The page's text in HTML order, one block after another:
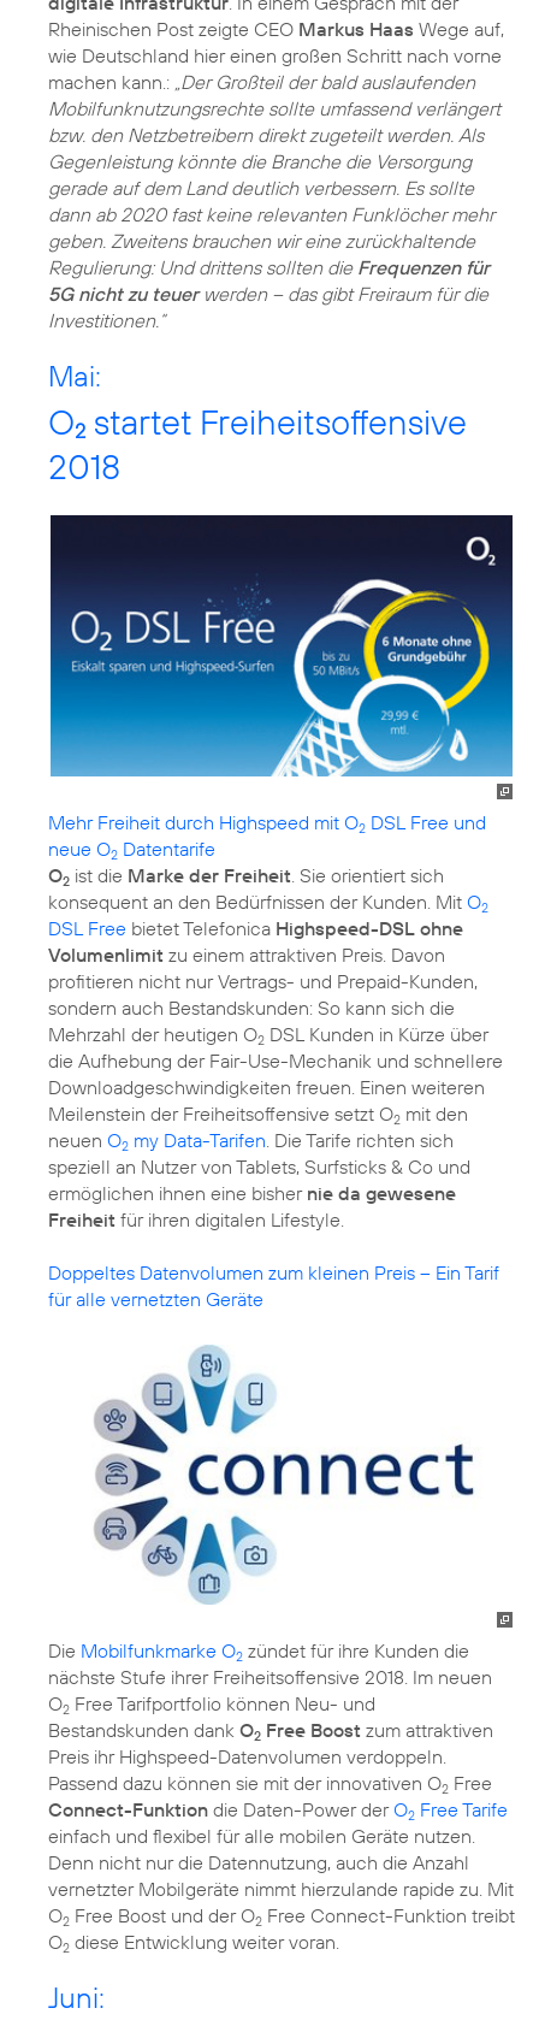
Rheinischen Post zeigte CEO Markus Haas Wege auf,
wie Deutschland hier einen großen Schritt nach vorne
machen kann.: „Der Großteil der bald auslaufenden
Mobilfunknutzungsrechte sollte umfassend verlängert
bzw. den Netzbetreibern direkt zugeteilt werden. Als
Gegenleistung könnte die Branche die Versorgung
gerade auf dem Land deutlich verbessern. Es sollte
dann ab 2020 fast keine relevanten Funklöcher mehr
geben. Zweitens brauchen wir eine zurückhaltende
Regulierung: Und drittens sollten die Frequenzen für
5G nicht zu teuerwerden – das gibt Freiraum für die
Investitionen.“
Mai:
O2 startet Freiheitsoffensive
2018
Mehr Freiheit durch Highspeed mit O2 DSL Free und
neue O2 Datentarife
O2 ist die Marke der Freiheit . Sie orientiert sich
konsequent an den Bedürfnissen der Kunden. Mit O2
DSL Free bietet Telefonica Highspeed-DSL ohne
Volumenlimit zu einem attraktiven Preis. Davon
profitieren nicht nur Vertrags- und Prepaid-Kunden,
sondern auch Bestandskunden: So kann sich die
Mehrzahl der heutigen O2 DSL Kunden in Kürze über
die Aufhebung der Fair-Use-Mechanik und schnellere
Downloadgeschwindigkeiten freuen. Einen weiteren
Meilenstein der Freiheitsoffensive setzt O2 mit den
neuen O2 my Data-Tarifen . Die Tarife richten sich
speziell an Nutzer von Tablets, Surfsticks & Co und
ermöglichen ihnen eine bisher nie da gewesene
Freiheit für ihren digitalen Lifestyle.
Doppeltes Datenvolumen zum kleinen Preis – Ein Tarif
für alle vernetzten Geräte
Die Mobilfunkmarke O2 zündet für ihre Kunden die
nächste Stufe ihrer Freiheitsoffensive 2018. Im neuen
O2 Free Tarifportfolio können Neu- und
Bestandskunden dank O2 Free Boost zum attraktiven
Preis ihr Highspeed-Datenvolumen verdoppeln.
Passend dazu können sie mit der innovativen O2 Free
Connect-Funktion die Daten-Power derO2 Free Tarife
einfach und flexibel für alle mobilen Geräte nutzen.
Denn nicht nur die Datennutzung, auch die Anzahl
vernetzter Mobilgeräte nimmt hierzulande rapide zu. Mit
O2 Free Boost und der O2 Free Connect-Funktion treibt
O2 diese Entwicklung weiter voran.
Juni: